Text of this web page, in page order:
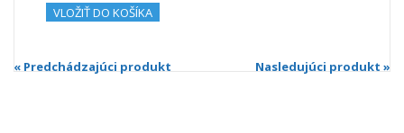
VLOŽIŤ DO KOŠÍKA
« Predchádzajúci produkt Nasledujúci produkt »